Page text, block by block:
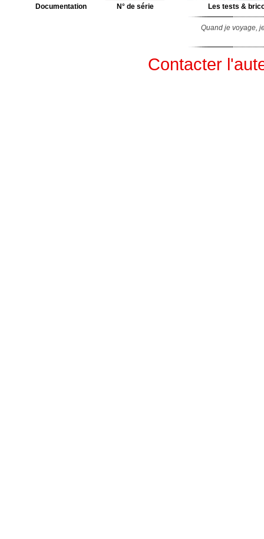
Documentation N° de série Les tests &
Quand je voyage,
Contacter